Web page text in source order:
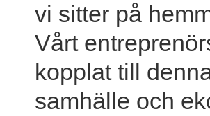
vi sitter på
Vårt
kopplat till
samhälle och